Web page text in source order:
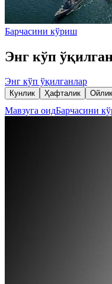
Барчасини кўриш
Энг кўп
Энг кўп ўқилганлар
Кунлик Ҳафталик Ойлик
Мавзуга оидБарчасини